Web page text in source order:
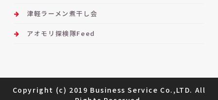
津軽ラーメン煮干し会
アオモリ探検隊Feed
Copyright (c) 2019 Business Service Co.,LTD. All